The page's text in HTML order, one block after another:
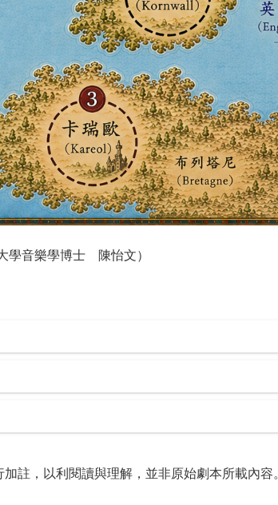
學音樂學博士 陳怡文）
註，以利閱讀與理解，並非原始劇本所載內容。